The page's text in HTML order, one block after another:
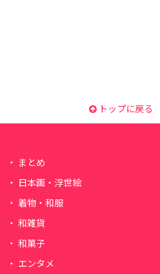
トップに戻る
まとめ
日本画・浮世絵
着物・和服
和雑貨
和菓子
エンタメ